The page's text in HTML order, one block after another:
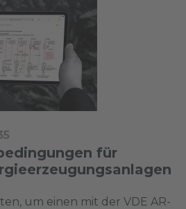
für
um einen mit der VDE AR-